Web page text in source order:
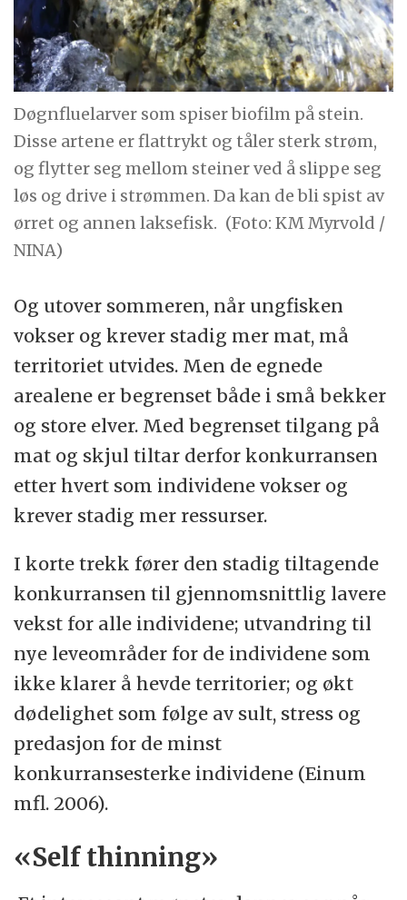
Døgnfluelarver som spiser biofilm på stein.
Disse artene er flattrykt og tåler sterk strøm,
og flytter seg mellom steiner ved å slippe seg
løs og drive i strømmen. Da kan de bli spist av
ørret og annen laksefisk. (Foto: KM Myrvold /
NINA)
Og utover sommeren, når ungfisken
vokser og krever stadig mer mat, må
territoriet utvides. Men de egnede
arealene er begrenset både i små bekker
og store elver. Med begrenset tilgang på
mat og skjul tiltar derfor konkurransen
etter hvert som individene vokser og
krever stadig mer ressurser.
I korte trekk fører den stadig tiltagende
konkurransen til gjennomsnittlig lavere
vekst for alle individene; utvandring til
nye leveområder for de individene som
ikke klarer å hevde territorier; og økt
dødelighet som følge av sult, stress og
predasjon for de minst
konkurransesterke individene (Einum
mfl. 2006).
«Self thinning»